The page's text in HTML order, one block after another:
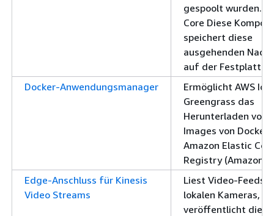
gespoolt wurden.
Core Diese
speichert diese
ausgehenden
auf der Festplatte.
Docker-Anwendungsmanager
Ermöglicht AWS IoT
Greengrass das
Herunterladen von
Images von Docker
Amazon Elastic
Registry (Amazon
Edge-Anschluss für Kinesis
Video Streams
Liest Video-Feeds
lokalen Kameras,
veröffentlicht die